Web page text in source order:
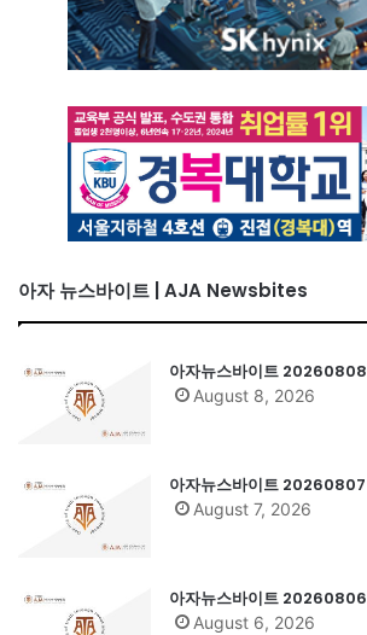
아자 뉴스바이트 | AJA Newsbites
아자뉴스바이트 20260808
August 8, 2026
아자뉴스바이트 20260807
August 7, 2026
아자뉴스바이트 20260806
August 6, 2026